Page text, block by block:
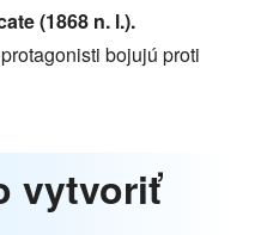
(1868 n. l.).
bojujú proti
vytvoriť